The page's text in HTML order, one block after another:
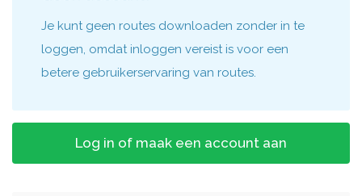
Je kunt geen routes downloaden zonder in te
loggen, omdat inloggen vereist is voor een
betere gebruikerservaring van routes.
Log in of maak een account aan